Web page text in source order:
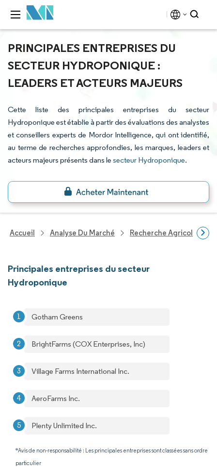
PRINCIPALES ENTREPRISES DU
SECTEUR HYDROPONIQUE :
LEADERS ET ACTEURS MAJEURS
Cette liste des principales entreprises du secteur
Hydroponique est établie à partir des évaluations des analystes
et conseillers experts de Mordor Intelligence, qui ont identifié,
au terme de recherches approfondies, les marques, leaders et
acteurs majeurs présents dans le secteur Hydroponique.
Accueil Analyse Du Marché Recherche Agricole
Principales entreprises du secteur
Hydroponique
Gotham Greens
BrightFarms (COX Enterprises, Inc)
Village Farms International Inc.
AeroFarms Inc.
Plenty Unlimited Inc.
*Avis de non-responsabilité : Les principales entreprises sont classées sans ordre
particulier